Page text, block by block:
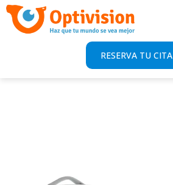
RESERVA TU CITA